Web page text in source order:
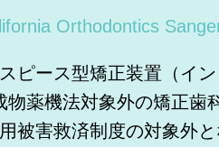
Orthodontics
ピース型矯正装置（イ
物薬機法対象外の矯正歯
被害救済制度の対象外